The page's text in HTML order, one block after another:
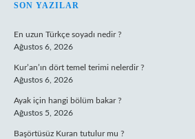
SIDEBAR
SON YAZILAR
En uzun Türkçe soyadı nedir ?
Ağustos 6, 2026
Kur’an’ın dört temel terimi nelerdir ?
Ağustos 6, 2026
Ayak için hangi bölüm bakar ?
Ağustos 5, 2026
Başörtüsüz Kuran tutulur mu ?